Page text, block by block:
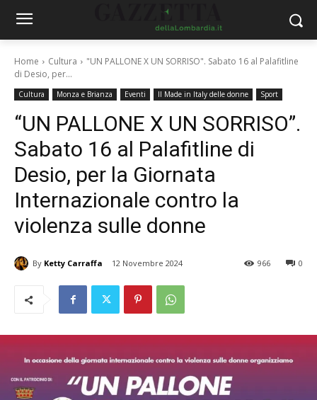
Home Cultura
"UN PALLONE X UN SORRISO". Sabato 16 al Palafitline
di Desio, per...
Cultura Monza e Brianza Eventi Il Made in Italy delle donne Sport
“UN PALLONE X UN SORRISO”.
Sabato 16 al Palafitline di
Desio, per la Giornata
Internazionale contro la
violenza sulle donne
By Ketty Carraffa 12 Novembre 2024 0
966